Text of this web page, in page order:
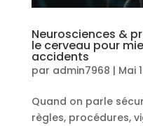
Neurosciences &
le cerveau pour
accidents
par admin7968 | Mai
Quand on parle
règles, procédures,